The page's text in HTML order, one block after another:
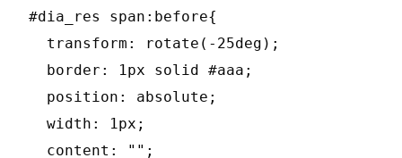
#dia_res span:before{
  transform: rotate(-25deg);
  border: 1px solid #aaa;
  position: absolute;
  width: 1px;
  content: "";